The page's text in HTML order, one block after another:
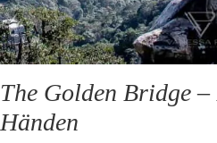
The Golden Bridge
Händen